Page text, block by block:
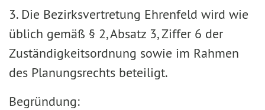
3. Die Bezirksvertretung Ehrenfeld wird wie
üblich gemäß § 2, Absatz 3, Ziffer 6 der
Zuständigkeitsordnung sowie im Rahmen
des Planungsrechts beteiligt.
Begründung: